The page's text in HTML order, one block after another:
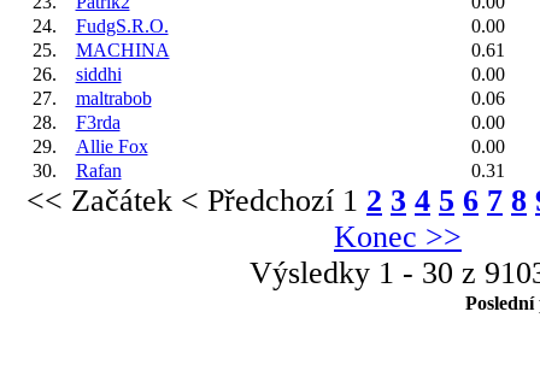
24.
FudgS.R.O.
0.00
25.
MACHINA
0.61
26.
siddhi
0.00
27.
maltrabob
0.06
28.
F3rda
0.00
29.
Allie Fox
0.00
30.
Rafan 0.31
<< Začátek < Předchozí 1 2 3 4 5 6 7 8
Konec >>
Výsledky 1 - 30 z